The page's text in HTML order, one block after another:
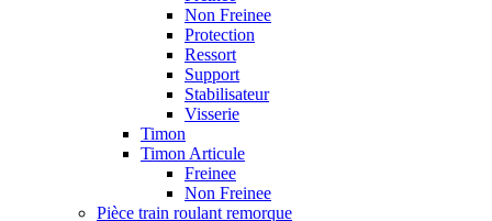
Non Freinee
Protection
Ressort
Support
Stabilisateur
Visserie
Timon
Timon Articule
Freinee
Non Freinee
Pièce train roulant remorque